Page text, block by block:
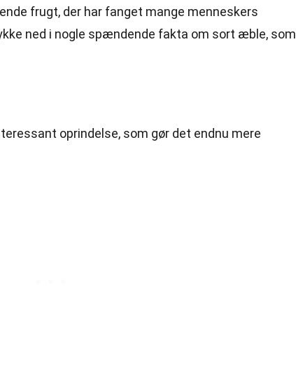
frugt, der har fanget mange menneskers
ned i nogle spændende fakta om sort æble, som
oprindelse, som gør det endnu mere